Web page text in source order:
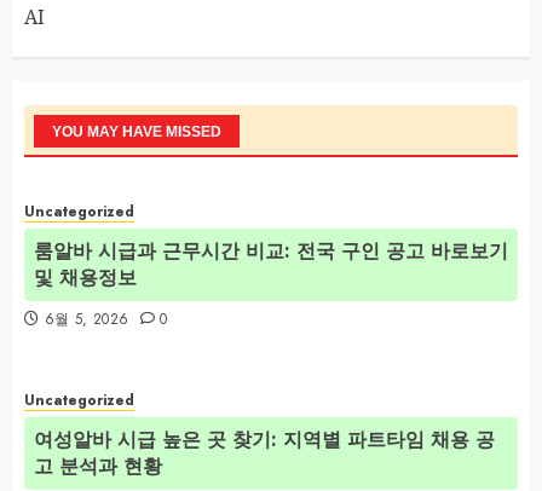
AI
YOU MAY HAVE MISSED
Uncategorized
룸알바 시급과 근무시간 비교: 전국 구인 공고 바로보기
및 채용정보
6월 5, 2026 0
Uncategorized
여성알바 시급 높은 곳 찾기: 지역별 파트타임 채용 공
고 분석과 현황